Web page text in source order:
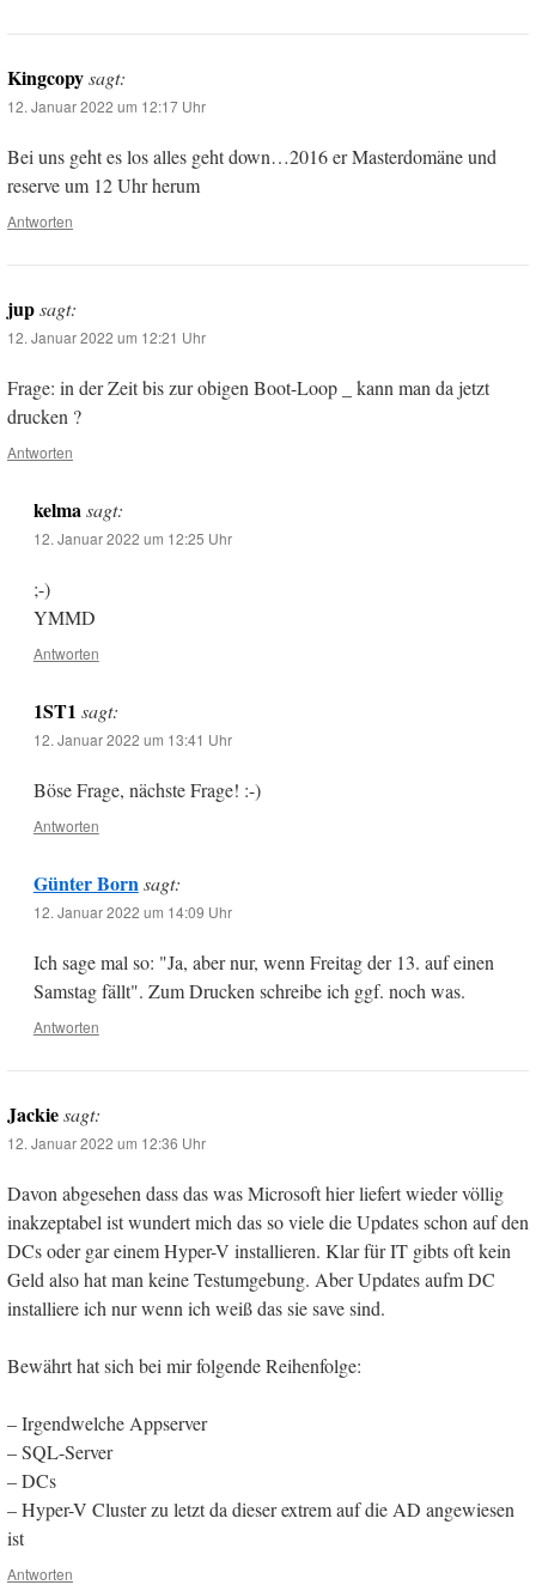
Kingcopysagt:
12. Januar 2022 um 12:17 Uhr
Bei uns geht es los alles geht down…2016 er Masterdomäne und
reserve um 12 Uhr herum
Antworten
jupsagt:
12. Januar 2022 um 12:21 Uhr
Frage: in der Zeit bis zur obigen Boot-Loop _ kann man da jetzt
drucken ?
Antworten
kelma sagt:
12. Januar 2022 um 12:25 Uhr
;-)
YMMD
Antworten
1ST1 sagt:
12. Januar 2022 um 13:41 Uhr
Böse Frage, nächste Frage! :-)
Antworten
Günter Born sagt:
12. Januar 2022 um 14:09 Uhr
Ich sage mal so: "Ja, aber nur, wenn Freitag der 13. auf einen
Samstag fällt". Zum Drucken schreibe ich ggf. noch was.
Antworten
Jackiesagt:
12. Januar 2022 um 12:36 Uhr
Davon abgesehen dass das was Microsoft hier liefert wieder völlig
inakzeptabel ist wundert mich das so viele die Updates schon auf den
DCs oder gar einem Hyper-V installieren. Klar für IT gibts oft kein
Geld also hat man keine Testumgebung. Aber Updates aufm DC
installiere ich nur wenn ich weiß das sie save sind.
Bewährt hat sich bei mir folgende Reihenfolge:
– Irgendwelche Appserver
– SQL-Server
– DCs
– Hyper-V Cluster zu letzt da dieser extrem auf die AD angewiesen
ist
Antworten